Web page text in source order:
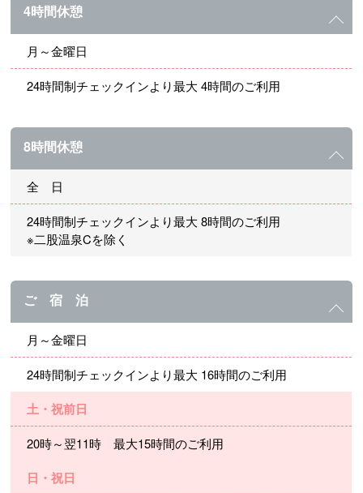
4時間休憩
月～金曜日
24時間制チェックインより最大 4時間のご利用
8時間休憩
全 日
24時間制チェックインより最大 8時間のご利用
※二股温泉Cを除く
ご 宿 泊
月～金曜日
24時間制チェックインより最大 16時間のご利用
土・祝前日
20時～翌11時 最大15時間のご利用
日・祝日